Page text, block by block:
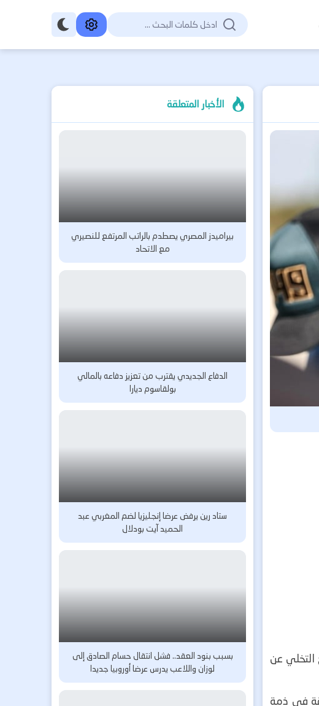
التخلي عن
في ذمة
الأخبار المتعلقة
بيراميدز المصري يصطدم بالراتب المرتفع للنصيري
مع الاتحاد
الدفاع الجديدي يقترب من تعزيز دفاعه بالمالي
بولقاسوم ديارا
ستاد رين يرفض عرضا إنجليزيا لضم المغربي عبد
الحميد آيت بودلال
بسبب بنود العقد.. فشل انتقال حسام الصادق إلى
لوزان واللاعب يدرس عرضا أوروبيا جديدا